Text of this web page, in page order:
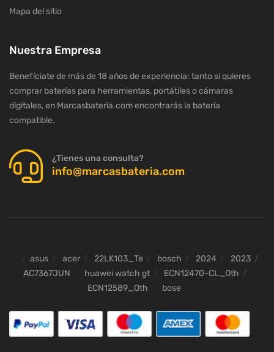
Mapa del sitio
Nuestra Empresa
Benefíciate de más de 18 años de experiencia: tanto si quieres
comprar baterías para herramientas, portátiles o cámaras
digitales, en Marcasbateria.com encontrarás la batería
compatible.
¿Tienes una consulta?
info@marcasbateria.com
asus acer 22LK103_Te bosch 2024
2023
AC7367JUN
huawei watch gt
ECN12470-CL_Oth
ECN12589_Oth
bose